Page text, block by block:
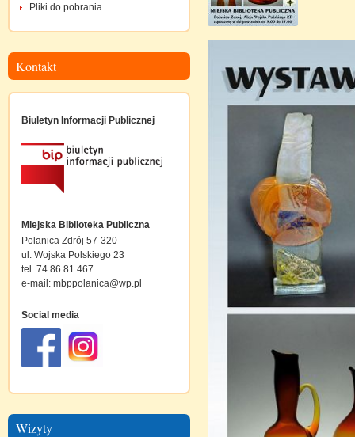
Pliki do pobrania
Kontakt
Biuletyn Informacji Publicznej
Miejska Biblioteka Publiczna
Polanica Zdrój 57-320
ul. Wojska Polskiego 23
tel. 74 86 81 467
e-mail: mbppolanica@wp.pl
Social media
Wizyty